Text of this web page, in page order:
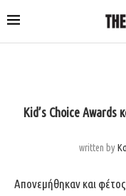
Kid’s Choice Awards
written by
Απονεμήθηκαν και